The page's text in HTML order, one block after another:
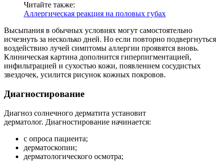
Читайте также:
Аллергическая реакция на половых губах
Высыпания в обычных условиях могут самостоятельно
исчезнуть за несколько дней. Но если повторно подвергнуться
воздействию лучей симптомы аллергии проявятся вновь.
Клиническая картина дополнится гиперпигментацией,
инфильтрацией и сухостью кожи, появлением сосудистых
звездочек, усилится рисунок кожных покровов.
Диагностирование
Диагноз солнечного дерматита установит
дерматолог. Диагностирование начинается:
с опроса пациента;
дерматоскопии;
дерматологического осмотра;